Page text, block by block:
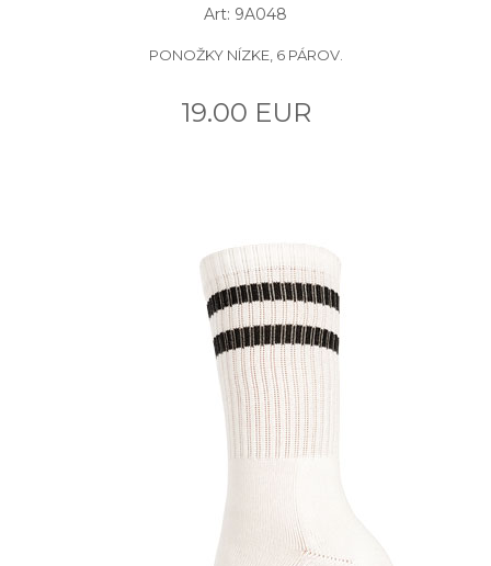
Art: 9A048
PONOŽKY NÍZKE, 6 PÁROV.
19.00 EUR